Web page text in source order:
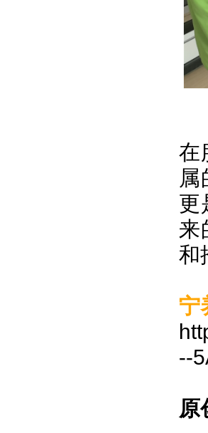
在
更
来
和
宁
--
原